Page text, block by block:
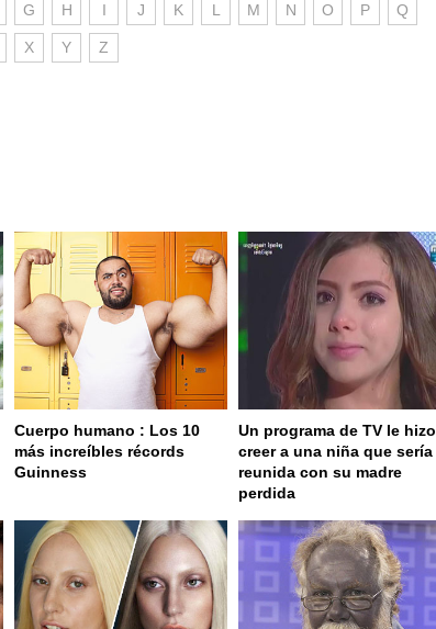
G H I J K L M N O P Q
X Y Z
Cuerpo humano : Los 10
más increíbles récords
Guinness
Un programa de TV le hizo
creer a una niña que sería
reunida con su madre
perdida